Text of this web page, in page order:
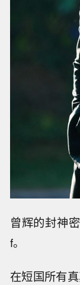
曾辉的封神
f。
在短国所有